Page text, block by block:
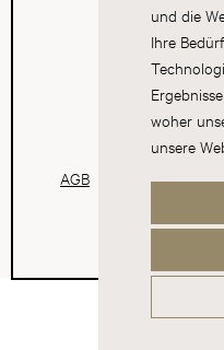
und die
Ihre
woher
unsere
AGB Datenschutz